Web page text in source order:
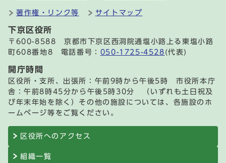
著作権・リンク等 サイトマップ
下京区役所
〒600-8588 京都市下京区西洞院通塩小路上る東塩小路
町608番地8 電話番号： 050-1725-4528 (代表)
開庁時間
区役所・支所、出張所：午前9時から午後5時 市役所本庁
舎：午前8時45分から午後5時30分 （いずれも土日祝及
び年末年始を除く）その他の施設については、各施設のホ
ームページ等をご覧ください。
区役所へのアクセス
組織一覧